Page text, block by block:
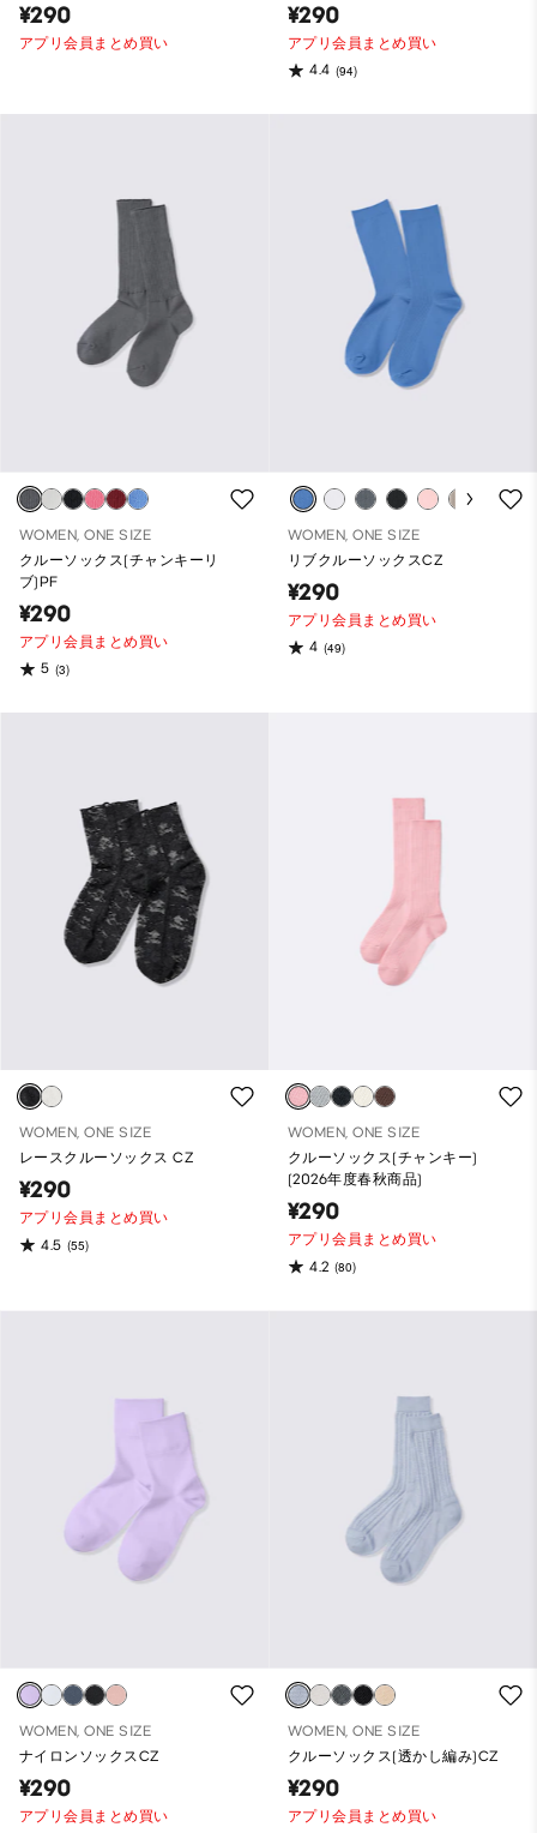
¥290
アプリ会員まとめ買い
¥290
アプリ会員まとめ買い
4.4 (94)
WOMEN, ONE SIZE
クルーソックス(チャンキーリ
ブ)PF
¥290
アプリ会員まとめ買い
5 (3)
WOMEN, ONE SIZE
リブクルーソックスCZ
¥290
アプリ会員まとめ買い
4 (49)
WOMEN, ONE SIZE
レースクルーソックス CZ
¥290
アプリ会員まとめ買い
4.5 (55)
WOMEN, ONE SIZE
クルーソックス(チャンキー)
(2026年度春秋商品)
¥290
アプリ会員まとめ買い
4.2 (80)
WOMEN, ONE SIZE
ナイロンソックスCZ
¥290
アプリ会員まとめ買い
WOMEN, ONE SIZE
クルーソックス(透かし編み)CZ
¥290
アプリ会員まとめ買い